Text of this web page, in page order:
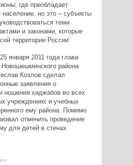
где преобладает
но это – субъекты
теми
и законами, которые
территории России'.
января 2011 года глава
района
Козлов сделал
заявления о
ношения хиджабов во всех
учреждениях и учебных
ему района. Помимо
отменить проведение
для детей в стенах